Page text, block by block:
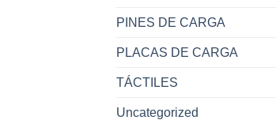
PINES DE CARGA
PLACAS DE CARGA
TÁCTILES
Uncategorized